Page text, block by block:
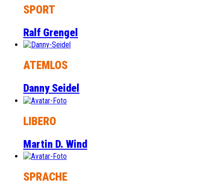
SPORT
Ralf Grengel
ATEMLOS
Danny Seidel
LIBERO
Martin D. Wind
SPRACHE